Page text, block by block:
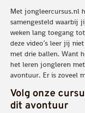
Met jongleercursus.nl
samengesteld waarbij
weken lang toegang
deze video’s leer jij
met drie ballen. Want
het leren jongleren
avontuur. Er is zoveel
Volg onze
dit avontuur